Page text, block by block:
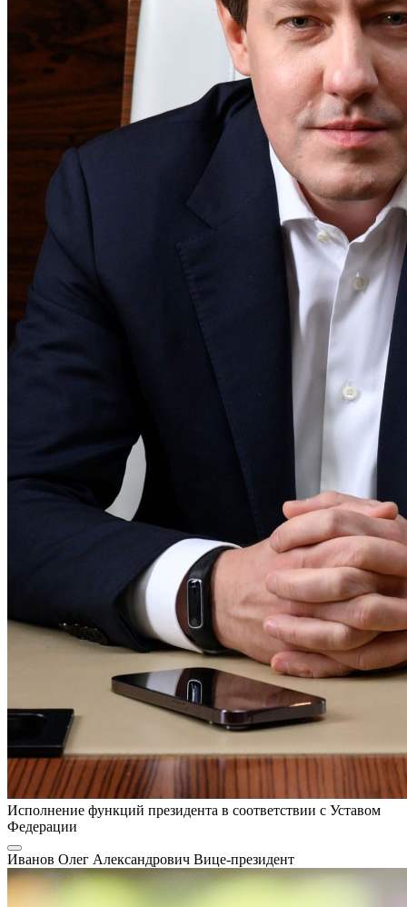
Исполнение функций президента в соответствии с Уставом
Федерации
Иванов Олег Александрович Вице-президент